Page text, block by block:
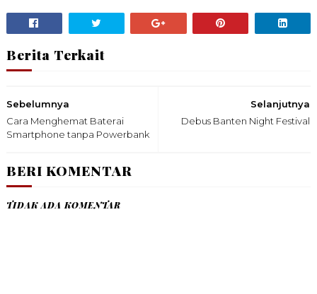
Berita Terkait
Selanjutnya
Debus Banten Night Festival
Sebelumnya
Cara Menghemat Baterai
Smartphone tanpa Powerbank
BERI KOMENTAR
TIDAK ADA KOMENTAR